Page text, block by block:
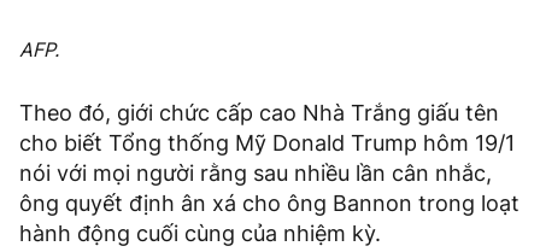
AFP.
Theo đó, giới chức cấp cao Nhà Trắng giấu tên
cho biết Tổng thống Mỹ Donald Trump hôm 19/1
nói với mọi người rằng sau nhiều lần cân nhắc,
ông quyết định ân xá cho ông Bannon trong loạt
hành động cuối cùng của nhiệm kỳ.